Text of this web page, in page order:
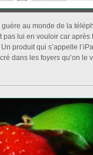
guère au monde de la
pas lui en vouloir car après
produit qui s’appelle
dans les foyers qu’on le